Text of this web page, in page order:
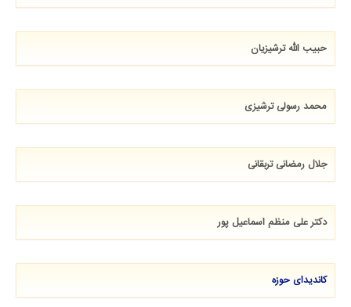
حبیب الله ترشیزیان
محمد رسولی ترشیزی
جلال رمضانی تربقانی
دکتر علی منظم اسماعیل پور
کاندیدای حوزه